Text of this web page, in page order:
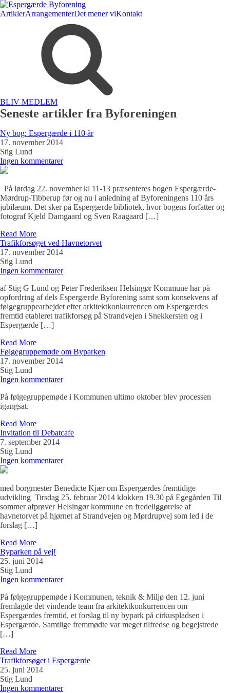
ArtiklerArrangementerDet mener viKontakt
BLIV MEDLEM
Seneste artikler fra Byforeningen
Ny bog: Espergærde i 110 år
17. november 2014
Stig Lund
Ingen kommentarer
På lørdag 22. november kl 11-13 præsenteres bogen Espergærde-
Mørdrup-Tibberup før og nu i anledning af Byforeningens 110 års
jubilæum. Det sker på Espergærde bibliotek, hvor bogens forfatter og
fotograf Kjeld Damgaard og Sven Raagaard […]
Read More
Trafikforsøget ved Havnetorvet
17. november 2014
Stig Lund
Ingen kommentarer
af Stig G Lund og Peter Frederiksen Helsingør Kommune har på
opfordring af dels Espergærde Byforening samt som konsekvens af
følgegruppearbejdet efter arkitektkonkurrencen om Espergærdes
fremtid etableret trafikforsøg på Strandvejen i Snekkersten og i
Espergærde […]
Read More
Følgegruppemøde om Byparken
17. november 2014
Stig Lund
Ingen kommentarer
På følgegruppemøde i Kommunen ultimo oktober blev processen
igangsat.
Read More
Invitation til Debatcafe
7. september 2014
Stig Lund
Ingen kommentarer
med borgmester Benedicte Kjær om Espergærdes fremtidige
udvikling Tirsdag 25. februar 2014 klokken 19.30 på Egegården Til
sommer afprøver Helsingør kommune en fredeliggørelse af
havnetorvet på hjørnet af Strandvejen og Mørdrupvej som led i de
forslag […]
Read More
Byparken på vej!
25. juni 2014
Stig Lund
Ingen kommentarer
På følgegruppemøde i Kommunen, teknik & Miljø den 12. juni
fremlagde det vindende team fra arkitektkonkurrencen om
Espergærdes fremtid, et forslag til ny bypark på cirkuspladsen i
Espergærde. Samtlige fremmødte var meget tilfredse og begejstrede
[…]
Read More
Trafikforsøget i Espergærde
25. juni 2014
Stig Lund
Ingen kommentarer